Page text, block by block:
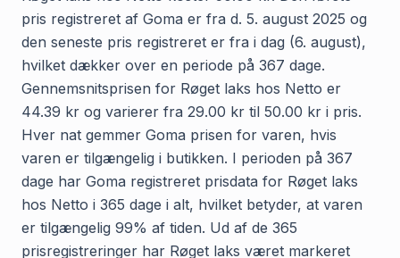
pris registreret af Goma er fra d. 5. august 2025 og
den seneste pris registreret er fra i dag (6. august),
hvilket dækker over en periode på 367 dage.
Gennemsnitsprisen for Røget laks hos Netto er
44.39 kr og varierer fra 29.00 kr til 50.00 kr i pris.
Hver nat gemmer Goma prisen for varen, hvis
varen er tilgængelig i butikken. I perioden på 367
dage har Goma registreret prisdata for Røget laks
hos Netto i 365 dage i alt, hvilket betyder, at varen
er tilgængelig 99% af tiden. Ud af de 365
prisregistreringer har Røget laks været markeret